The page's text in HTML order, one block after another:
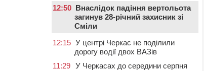
12:50 Внаслідок падіння вертольота
загинув 28-річний захисник зі
Сміли
12:15 У центрі Черкас не поділили
дорогу водії двох ВАЗів
11:29 У Черкасах до середини серпня